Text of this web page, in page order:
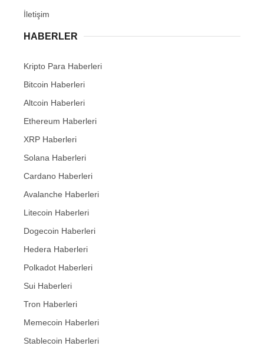
İletişim
HABERLER
Kripto Para Haberleri
Bitcoin Haberleri
Altcoin Haberleri
Ethereum Haberleri
XRP Haberleri
Solana Haberleri
Cardano Haberleri
Avalanche Haberleri
Litecoin Haberleri
Dogecoin Haberleri
Hedera Haberleri
Polkadot Haberleri
Sui Haberleri
Tron Haberleri
Memecoin Haberleri
Stablecoin Haberleri